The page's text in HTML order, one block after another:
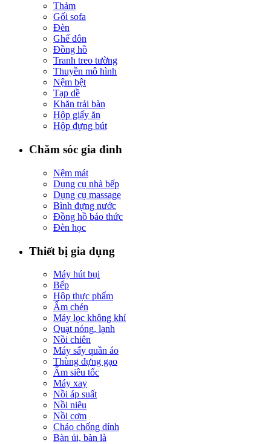
Thảm
Gối sofa
Đèn
Ghế đôn
Đồng hồ
Tranh treo tường
Thuyền mô hình
Nệm bệt
Tạp dề
Khăn trải bàn
Hộp giấy ăn
Hộp đựng bút
Chăm sóc gia đình
Nệm mát
Dụng cụ nhà bếp
Dụng cụ massage
Bình đựng nước
Đồng hồ báo thức
Đèn học
Thiết bị gia dụng
Máy hút bụi
Bếp
Hộp thực phẩm
Ấm chén
Máy lọc không khí
Quạt nóng, lạnh
Nồi chiên
Máy sấy quần áo
Thùng đựng gạo
Ấm siêu tốc
Máy xay
Nồi áp suất
Nồi niêu
Nồi cơm
Chảo chống dính
Bàn ủi, bàn là